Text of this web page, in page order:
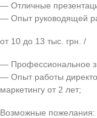
— Отличные
— Опыт руководящей
от 10 до 13 тыс. грн. /
— Профессиональное
— Опыт работы
маркетингу от 2 лет;
Возможные пожелания: